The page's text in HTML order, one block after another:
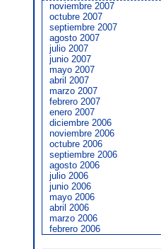
noviembre 2007
octubre 2007
septiembre 2007
agosto 2007
julio 2007
junio 2007
mayo 2007
abril 2007
marzo 2007
febrero 2007
enero 2007
diciembre 2006
noviembre 2006
octubre 2006
septiembre 2006
agosto 2006
julio 2006
junio 2006
mayo 2006
abril 2006
marzo 2006
febrero 2006